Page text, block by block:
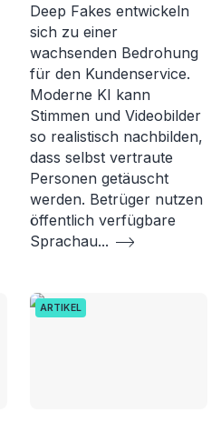
Deep Fakes entwickeln
sich zu einer
wachsenden Bedrohung
für den Kundenservice.
Moderne KI kann
Stimmen und Videobilder
so realistisch nachbilden,
dass selbst vertraute
Personen getäuscht
werden. Betrüger nutzen
öffentlich verfügbare
Sprachau...
ARTIKEL